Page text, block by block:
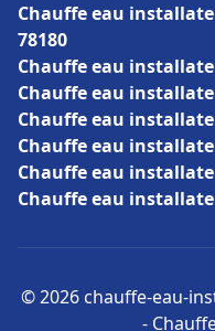
Chauffe eau
78180
Chauffe eau
Chauffe eau
Chauffe eau
Chauffe eau
Chauffe eau
Chauffe eau
© 2026 chauffe-eau-
-